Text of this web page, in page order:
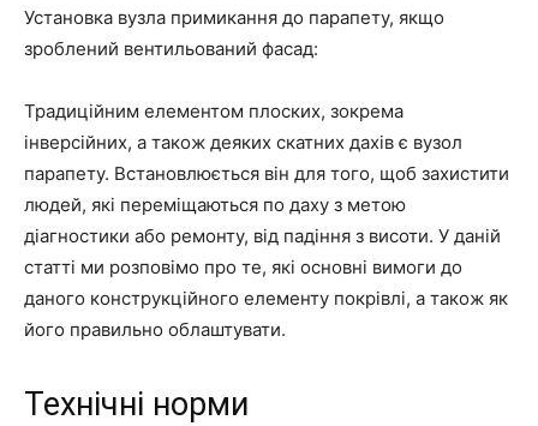
Установка вузла примикання до парапету, якщо
зроблений вентильований фасад:
Традиційним елементом плоских, зокрема
інверсійних, а також деяких скатних дахів є вузол
парапету. Встановлюється він для того, щоб захистити
людей, які переміщаються по даху з метою
діагностики або ремонту, від падіння з висоти. У даній
статті ми розповімо про те, які основні вимоги до
даного конструкційного елементу покрівлі, а також як
його правильно облаштувати.
Технічні норми